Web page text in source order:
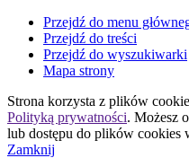
Przejdź do menu
Przejdź do treści
Przejdź do wyszukiwarki
Mapa strony
Strona korzysta z plików
Polityką prywatności. Możesz
lub dostępu do plików cookies
Zamknij